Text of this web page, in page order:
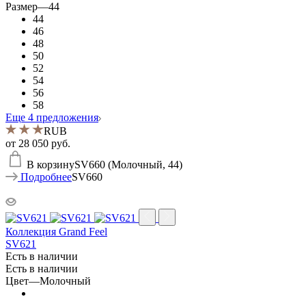
Размер—44
44
46
48
50
52
54
56
58
Еще 4 предложения
RUB
от 28 050 руб.
В корзинуSV660 (Молочный, 44)
ПодробнееSV660
Коллекция Grand Feel
SV621
Есть в наличии
Есть в наличии
Цвет—Молочный